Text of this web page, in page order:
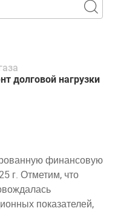
долговой нагрузки
финансовую
г. Отметим, что
показателей,